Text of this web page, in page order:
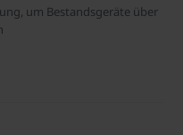
um Bestandsgeräte über